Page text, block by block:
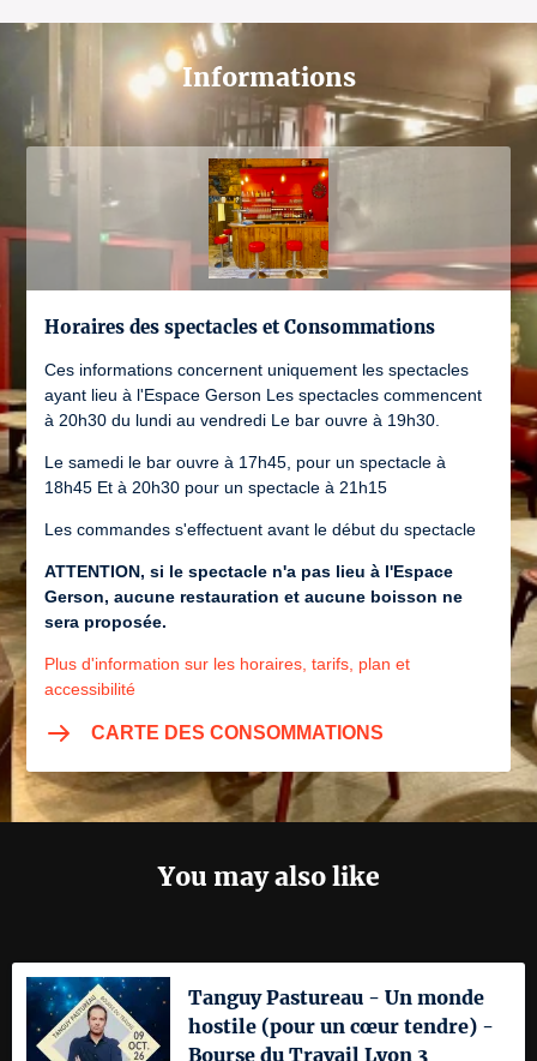
You may also like
Tanguy Pastureau - Un monde
hostile (pour un cœur tendre) -
Bourse du Travail Lyon 3
Informations
Horaires des spectacles et Consommations
Ces informations concernent uniquement les spectacles
ayant lieu à l'Espace Gerson Les spectacles commencent
à 20h30 du lundi au vendredi Le bar ouvre à 19h30.
Le samedi le bar ouvre à 17h45, pour un spectacle à
18h45 Et à 20h30 pour un spectacle à 21h15
Les commandes s'effectuent avant le début du spectacle
ATTENTION, si le spectacle n'a pas lieu à l'Espace
Gerson, aucune restauration et aucune boisson ne
sera proposée.
Plus d'information sur les horaires, tarifs, plan et
accessibilité
CARTE DES CONSOMMATIONS